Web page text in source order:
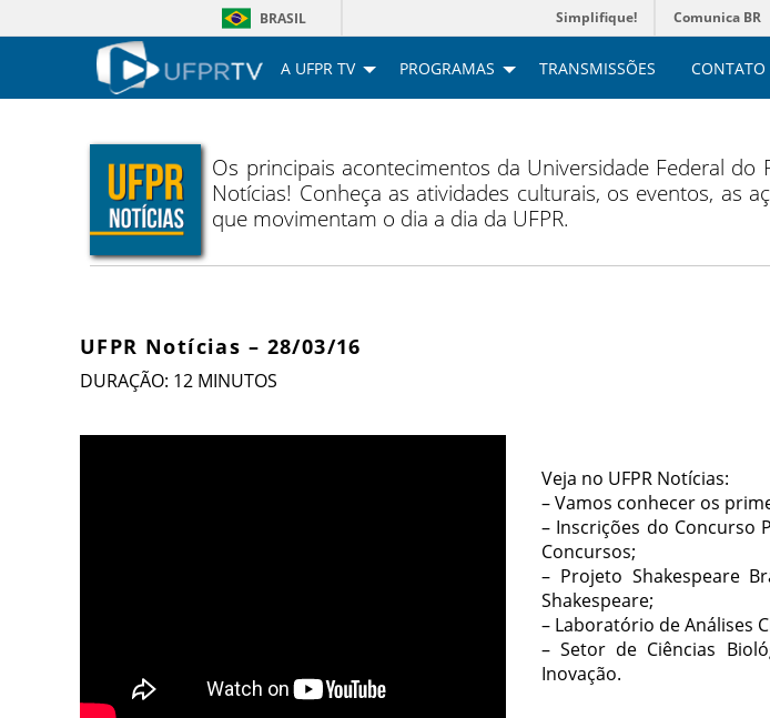
BRASIL Simplifique! Comunica BR
A UFPR TV PROGRAMAS TRANSMISSÕES CONTATO
Os principais acontecimentos da Universidade Federal
Notícias! Conheça as atividades culturais, os eventos, as
que movimentam o dia a dia da UFPR.
UFPR Notícias – 28/03/16
DURAÇÃO: 12 MINUTOS
Veja no UFPR Notícias:
– Vamos conhecer os
– Inscrições do Concurso
Concursos;
– Projeto Shakespeare
Shakespeare;
– Laboratório de Análises
– Setor de Ciências
Inovação.